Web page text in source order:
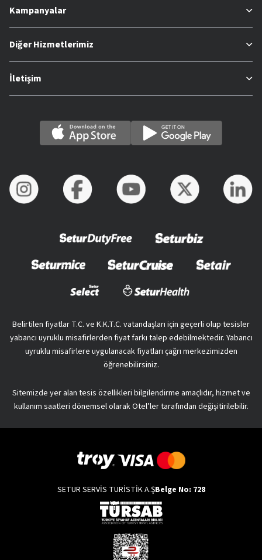
Kampanyalar
Diğer Hizmetlerimiz
İletişim
Belirtilen fiyatlar T.C. ve K.K.T.C. vatandaşları için geçerli olup tesisler
yabancı uyruklu misafirlerden fiyat farkı talep edebilmektedir. Yabancı
uyruklu misafirlere uygulanacak fiyatları çağrı merkezimizden
öğrenebilirsiniz.
Sitemizde yer alan tesis özellikleri bilgilendirme amaçlıdır, hizmet ve
kullanım saatleri dönemsel olarak Otel’ler tarafından değişitirilebilir.
SETUR SERVİS TURİSTİK A.ŞBelge No: 728